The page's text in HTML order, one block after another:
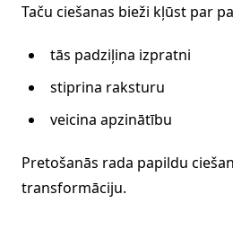
Taču ciešanas bieži kļūst par
tās padziļina izpratni
stiprina raksturu
veicina apzinātību
Pretošanās rada papildu
transformāciju.